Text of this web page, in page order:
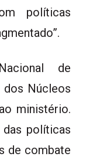
políticas
de
dos Núcleos
ministério.
políticas
de combate